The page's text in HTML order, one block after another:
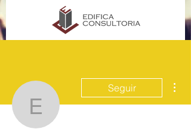
Erissa Mie
Seguir